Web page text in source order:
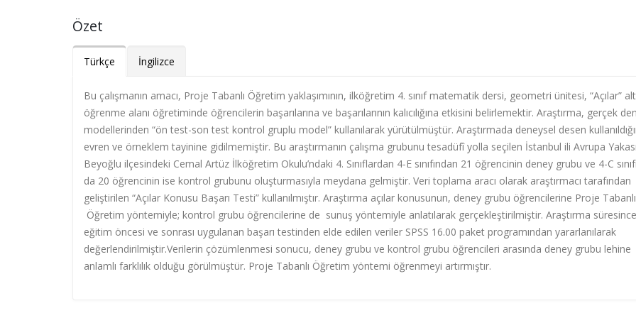
Özet
Türkçe İngilizce
Bu çalışmanın amacı, Proje Tabanlı Öğretim yaklaşımının, ilköğretim 4. sınıf matematik dersi, geometri ünitesi, “Açılar” alt
öğrenme alanı öğretiminde öğrencilerin başarılarına ve başarılarının kalıcılığına etkisini belirlemektir. Araştırma, gerçek
modellerinden “ön test-son test kontrol gruplu model” kullanılarak yürütülmüştür. Araştırmada deneysel desen
evren ve örneklem tayinine gidilmemiştir. Bu araştırmanın çalışma grubunu tesadüfî yolla seçilen İstanbul ili Avrupa
Beyoğlu ilçesindeki Cemal Artüz İlköğretim Okulu’ndaki 4. Sınıflardan 4-E sınıfından 21 öğrencinin deney grubu ve 4-C
da 20 öğrencinin ise kontrol grubunu oluşturmasıyla meydana gelmiştir. Veri toplama aracı olarak araştırmacı tarafından
geliştirilen “Açılar Konusu Başarı Testi” kullanılmıştır. Araştırma açılar konusunun, deney grubu öğrencilerine Proje Tabanlı
Öğretim yöntemiyle; kontrol grubu öğrencilerine de sunuş yöntemiyle anlatılarak gerçekleştirilmiştir. Araştırma süresince
eğitim öncesi ve sonrası uygulanan başarı testinden elde edilen veriler SPSS 16.00 paket programından yararlanılarak
değerlendirilmiştir.Verilerin çözümlenmesi sonucu, deney grubu ve kontrol grubu öğrencileri arasında deney grubu lehine
anlamlı farklılık olduğu görülmüştür. Proje Tabanlı Öğretim yöntemi öğrenmeyi artırmıştır.